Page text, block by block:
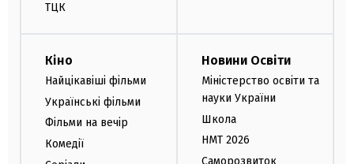
ТЦК
Кіно
Найцікавіші фільми
Українські фільми
Фільми на вечір
Комедії
Новини Освіти
Міністерство освіти та
науки України
Школа
НМТ 2026